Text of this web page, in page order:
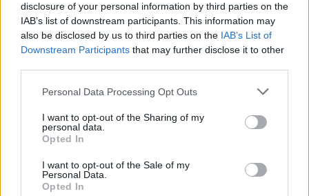
disclosure of your personal information by third parties on the
IAB’s list of downstream participants. This information may
also be disclosed by us to third parties on the IAB’s List of
Downstream Participants that may further disclose it to other
Please note that this website/app uses one or more Google
not limited to your visit or usage behaviour. You may click to
grant or deny consent to Google and its third-party tags to
use your data for below specified purposes in below Google
consent section.
Personal Data Processing Opt Outs
I want to opt-out of the Sharing of my
personal data.
Opted In
I want to opt-out of the Sale of my
Personal Data.
Opted In
ΑΣΕΠ: Εξ αποστάσεως η πιο Εύκολη
Πιστοποίηση Υπολογιστών σε 2
μέρες
Μάθε πρώτος όλες τις σημαντικές
Βάλε το proson.gr στα αποτελέσματα
αναζήτησης της Google